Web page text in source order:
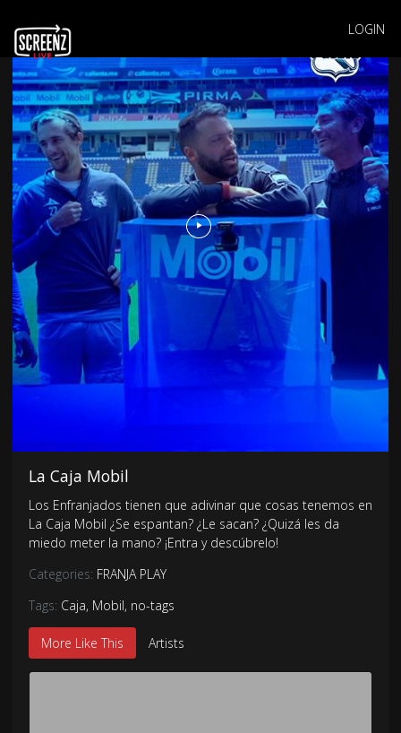
LOGIN
La Caja Mobil
Los Enfranjados tienen que adivinar que cosas tenemos en
La Caja Mobil ¿Se espantan? ¿Le sacan? ¿Quizá les da
miedo meter la mano? ¡Entra y descúbrelo!
Categories: FRANJA PLAY
Tags: Caja, Mobil, no-tags
More Like This Artists